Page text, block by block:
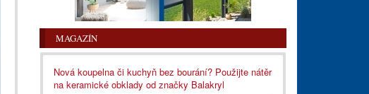
MAGAZÍN
Nová koupelna či kuchyň bez bourání? Použijte nátěr
na keramické obklady od značky Balakryl